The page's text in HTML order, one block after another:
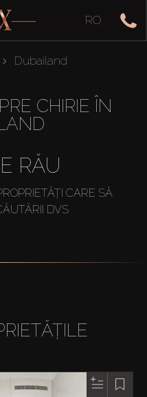
RO
Dubailand
CHIRIE ÎN
RĂU
CARE SĂ
DVS